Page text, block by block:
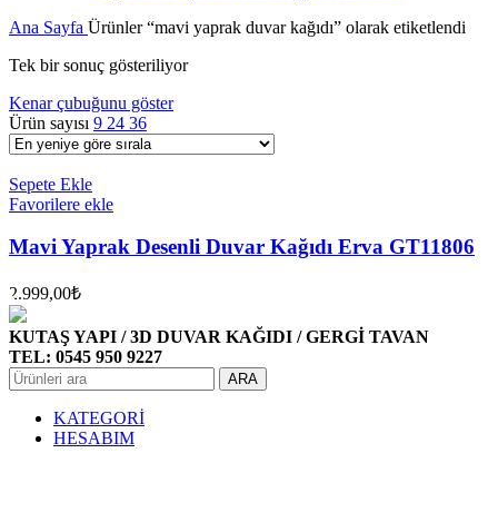
Ana Sayfa Ürünler “mavi yaprak duvar kağıdı” olarak etiketlendi
Tek bir sonuç gösteriliyor
Kenar çubuğunu göster
Ürün sayısı 9 24 36
Sepete Ekle
Favorilere ekle
Mavi Yaprak Desenli Duvar Kağıdı Erva GT11806
2.999,00₺
KUTAŞ YAPI / 3D DUVAR KAĞIDI / GERGİ TAVAN
TEL: 0545 950 9227
ARA
KATEGORİ
HESABIM